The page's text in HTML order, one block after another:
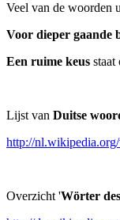
Veel van de woorden
Voor dieper gaande
Een ruime keus staat
Lijst van Duitse
http://
Overzicht 'Wörter